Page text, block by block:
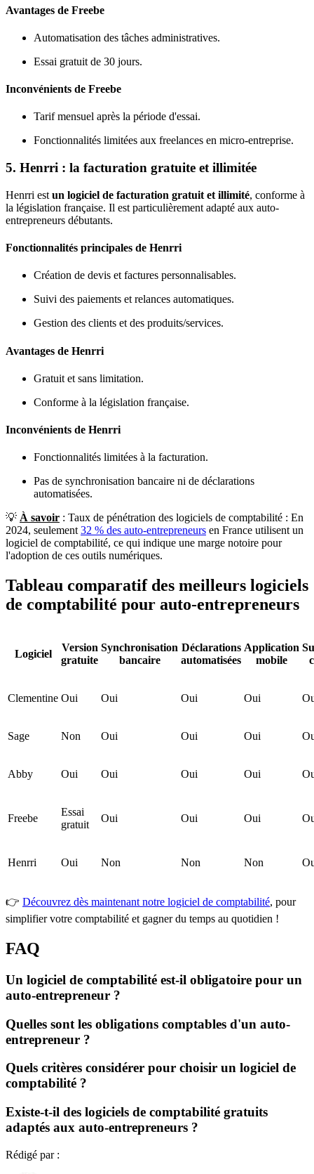
Avantages de Freebe
Automatisation des tâches administratives.
Essai gratuit de 30 jours.
Inconvénients de Freebe
Tarif mensuel après la période d'essai.
Fonctionnalités limitées aux freelances en micro-entreprise.
5. Henrri : la facturation gratuite et illimitée
Henrri est un logiciel de facturation gratuit et illimité, conforme à
la législation française. Il est particulièrement adapté aux auto-
entrepreneurs débutants.
Fonctionnalités principales de Henrri
Création de devis et factures personnalisables.
Suivi des paiements et relances automatiques.
Gestion des clients et des produits/services.
Avantages de Henrri
Gratuit et sans limitation.
Conforme à la législation française.
Inconvénients de Henrri
Fonctionnalités limitées à la facturation.
Pas de synchronisation bancaire ni de déclarations
automatisées.
💡 À savoir : Taux de pénétration des logiciels de comptabilité : En
2024, seulement 32 % des auto-entrepreneurs en France utilisent un
logiciel de comptabilité, ce qui indique une marge notoire pour
l'adoption de ces outils numériques.
Tableau comparatif des meilleurs logiciels
de comptabilité pour auto-entrepreneurs
Logiciel
Version
gratuite
Synchronisation
bancaire
Déclarations
automatisées
Application
mobile
Clementine Oui Oui Oui Oui
Sage Non Oui Oui Oui
Abby Oui Oui Oui Oui
Freebe
Essai
gratuit
Oui Oui Oui
Henrri Oui Non Non Non
👉 Découvrez dès maintenant notre logiciel de comptabilité, pour
simplifier votre comptabilité et gagner du temps au quotidien !
FAQ
Un logiciel de comptabilité est-il obligatoire pour un
auto-entrepreneur ?
Quelles sont les obligations comptables d'un auto-
entrepreneur ?
Quels critères considérer pour choisir un logiciel de
comptabilité ?
Existe-t-il des logiciels de comptabilité gratuits
adaptés aux auto-entrepreneurs ?
Rédigé par :